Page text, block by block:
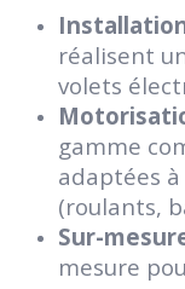
réalisent
volets
gamme
adaptées
(roulants,
Sur-
mesure